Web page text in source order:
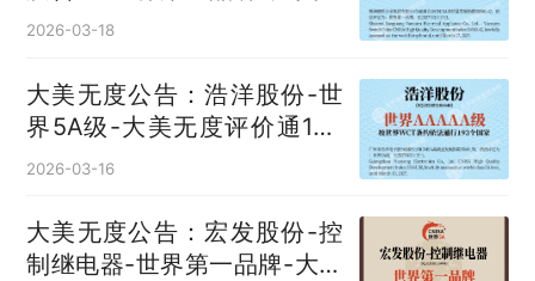
度评价通193国
2026-03-18
大美无度公告：浩洋股份-世
界5A级-大美无度评价通193
国
2026-03-16
大美无度公告：宏发股份-控
制继电器‌-世界第一品牌-大美